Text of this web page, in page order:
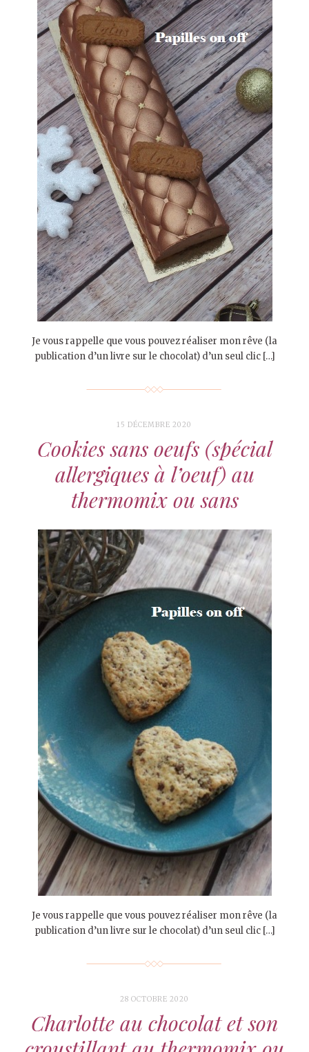
Je vous rappelle que vous pouvez réaliser mon rêve (la
publication d’un livre sur le chocolat) d’un seul clic […]
15 DÉCEMBRE 2020
Cookies sans oeufs (spécial
allergiques à l’oeuf) au
thermomix ou sans
Je vous rappelle que vous pouvez réaliser mon rêve (la
publication d’un livre sur le chocolat) d’un seul clic […]
28 OCTOBRE 2020
Charlotte au chocolat et son